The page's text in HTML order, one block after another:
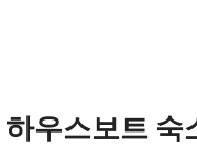
우스보트 숙